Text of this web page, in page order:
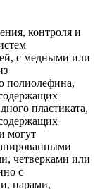
контроля и
с медными или
полиолефина,
пластиката,
могут
четверками или
с
парами,